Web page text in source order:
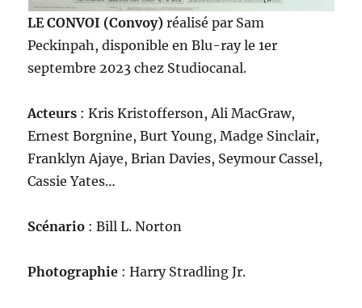
LE CONVOI (Convoy)réalisé par Sam
Peckinpah, disponible en Blu-ray le 1er
septembre 2023 chez Studiocanal.
Acteurs : Kris Kristofferson, Ali MacGraw,
Ernest Borgnine, Burt Young, Madge Sinclair,
Franklyn Ajaye, Brian Davies, Seymour Cassel,
Cassie Yates…
Scénario : Bill L. Norton
Photographie : Harry Stradling Jr.